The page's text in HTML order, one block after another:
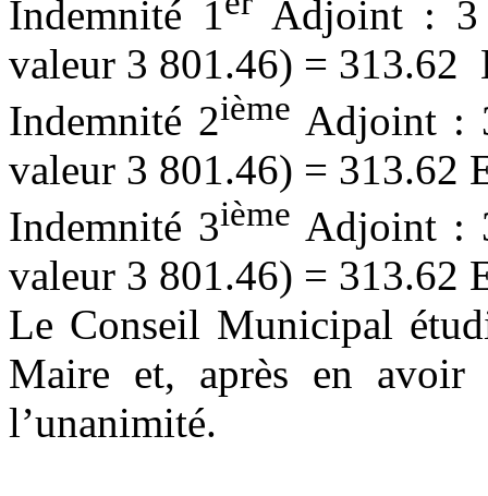
Indemnité 1
Adjoint : 3
valeur 3 801.46) = 313.62
Indemnité 2ième Adjoint :
valeur 3 801.46) = 313.62
Indemnité 3ième Adjoint :
valeur 3 801.46) = 313.62
Le Conseil Municipal
Maire et, après en avoir
l’unanimité.